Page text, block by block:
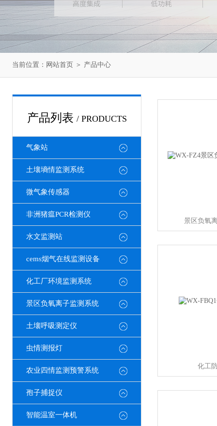
当前位置： 网站首页 ＞ 产品中心
产品列表 / PRODUCTS
气象站
土壤墒情监测系统
微气象传感器
非洲猪瘟PCR检测仪
水文监测站
cems烟气在线监测设备
化工厂环境监测系统
景区负氧离子监测系统
土壤呼吸测定仪
虫情测报灯
农业四情监测预警系统
孢子捕捉仪
智能温室一体机
景区负氧
化工